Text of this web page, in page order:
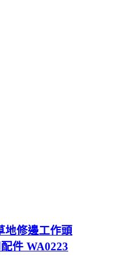
地修邊工作頭
件 WA0223